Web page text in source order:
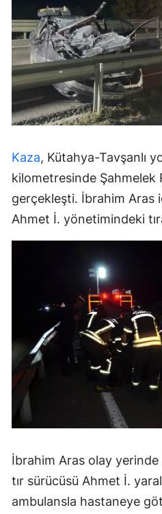
Kaza, Kütahya-Tavşanlı
kilometresinde Şahmelek
gerçekleşti. İbrahim Aras
Ahmet İ. yönetimindeki
İbrahim Aras olay yerinde
tır sürücüsü Ahmet İ.
ambulansla hastaneye